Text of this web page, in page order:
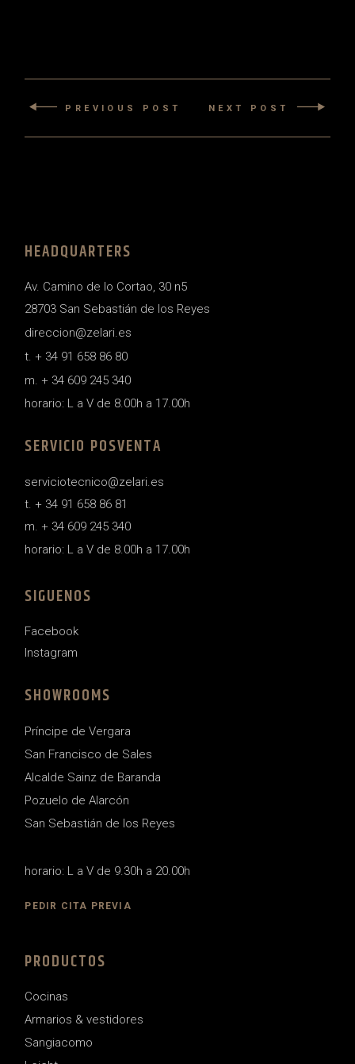
PREVIOUS POST NEXT POST
HEADQUARTERS
Av. Camino de lo Cortao, 30 n5
28703 San Sebastián de los Reyes
direccion@zelari.es
t. + 34 91 658 86 80
m. + 34 609 245 340
horario: L a V de 8.00h a 17.00h
SERVICIO POSVENTA
serviciotecnico@zelari.es
t. + 34 91 658 86 81
m. + 34 609 245 340
horario: L a V de 8.00h a 17.00h
SIGUENOS
Facebook
Instagram
SHOWROOMS
Príncipe de Vergara
San Francisco de Sales
Alcalde Sainz de Baranda
Pozuelo de Alarcón
San Sebastián de los Reyes
horario: L a V de 9.30h a 20.00h
PEDIR CITA PREVIA
PRODUCTOS
Cocinas
Armarios & vestidores
Sangiacomo